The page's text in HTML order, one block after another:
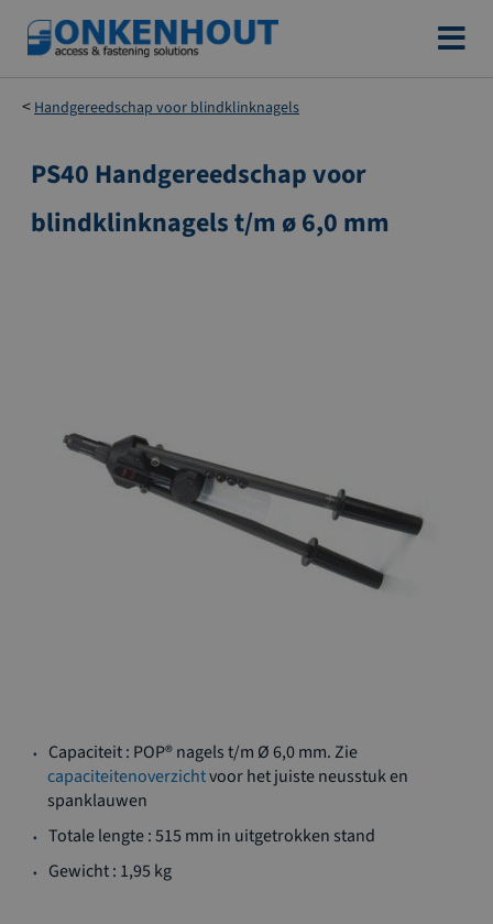
Ga
naar
de
inhoud
Handgereedschap voor blindklinknagels
Ga
het
PS40 Handgereedschap voor
blindklinknagels t/m ø 6,0 mm
naar
het
begin
van
afbeeldingen-
Capaciteit : POP® nagels t/m Ø 6,0 mm. Zie
capaciteitenoverzichtvoor het juiste neusstuk en
spanklauwen
Totale lengte : 515 mm in uitgetrokken stand
Gewicht : 1,95 kg